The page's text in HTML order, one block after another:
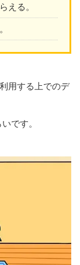
える。
用する上でのデ
いです。